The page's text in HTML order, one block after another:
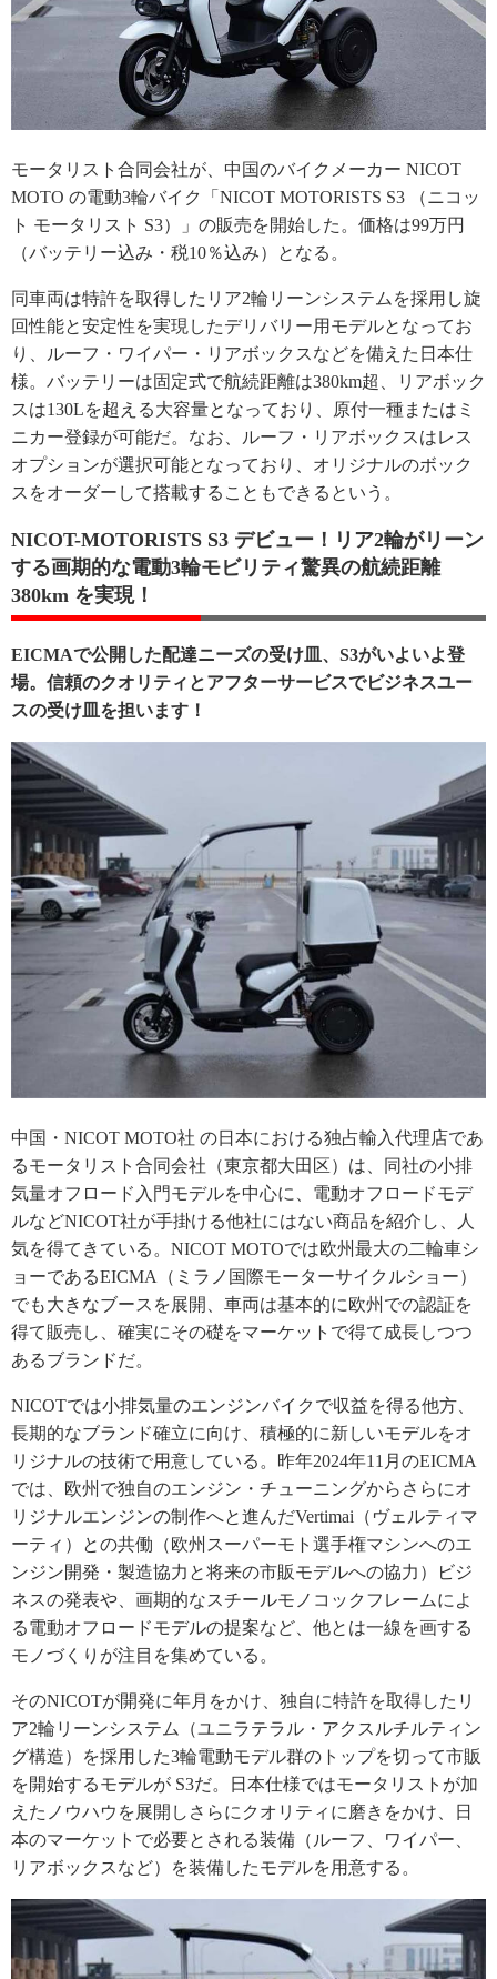
モータリスト合同会社が、中国のバイクメーカー NICOT
MOTO の電動3輪バイク「NICOT MOTORISTS S3 （ニコッ
ト モータリスト S3）」の販売を開始した。価格は99万円
（バッテリー込み・税10％込み）となる。
同車両は特許を取得したリア2輪リーンシステムを採用し旋
回性能と安定性を実現したデリバリー用モデルとなってお
り、ルーフ・ワイパー・リアボックスなどを備えた日本仕
様。バッテリーは固定式で航続距離は380km超、リアボック
スは130Lを超える大容量となっており、原付一種またはミ
ニカー登録が可能だ。なお、ルーフ・リアボックスはレス
オプションが選択可能となっており、オリジナルのボック
スをオーダーして搭載することもできるという。
NICOT-MOTORISTS S3 デビュー！リア2輪がリーン
する画期的な電動3輪モビリティ驚異の航続距離
380km を実現！
EICMAで公開した配達ニーズの受け皿、S3がいよいよ登
場。信頼のクオリティとアフターサービスでビジネスユー
スの受け皿を担います！
中国・NICOT MOTO社 の日本における独占輸入代理店であ
るモータリスト合同会社（東京都大田区）は、同社の小排
気量オフロード入門モデルを中心に、電動オフロードモデ
ルなどNICOT社が手掛ける他社にはない商品を紹介し、人
気を得てきている。NICOT MOTOでは欧州最大の二輪車シ
ョーであるEICMA（ミラノ国際モーターサイクルショー）
でも大きなブースを展開、車両は基本的に欧州での認証を
得て販売し、確実にその礎をマーケットで得て成長しつつ
あるブランドだ。
NICOTでは小排気量のエンジンバイクで収益を得る他方、
長期的なブランド確立に向け、積極的に新しいモデルをオ
リジナルの技術で用意している。昨年2024年11月のEICMA
では、欧州で独自のエンジン・チューニングからさらにオ
リジナルエンジンの制作へと進んだVertimai（ヴェルティマ
ーティ）との共働（欧州スーパーモト選手権マシンへのエ
ンジン開発・製造協力と将来の市販モデルへの協力）ビジ
ネスの発表や、画期的なスチールモノコックフレームによ
る電動オフロードモデルの提案など、他とは一線を画する
モノづくりが注目を集めている。
そのNICOTが開発に年月をかけ、独自に特許を取得したリ
ア2輪リーンシステム（ユニラテラル・アクスルチルティン
グ構造）を採用した3輪電動モデル群のトップを切って市販
を開始するモデルが S3だ。日本仕様ではモータリストが加
えたノウハウを展開しさらにクオリティに磨きをかけ、日
本のマーケットで必要とされる装備（ルーフ、ワイパー、
リアボックスなど）を装備したモデルを用意する。